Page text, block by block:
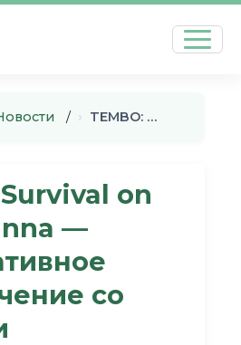
› TEMBO: Survival on the Savann…
on
—
со